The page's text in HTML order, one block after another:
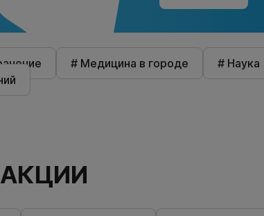
# Медицина в городе # Наука